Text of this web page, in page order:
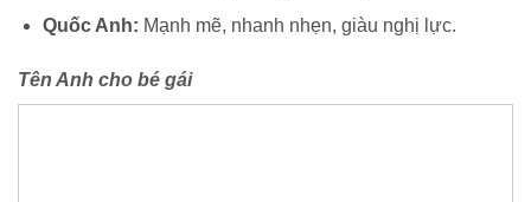
Quốc Anh: Mạnh mẽ, nhanh nhẹn, giàu nghị lực.
Tên Anh cho bé gái